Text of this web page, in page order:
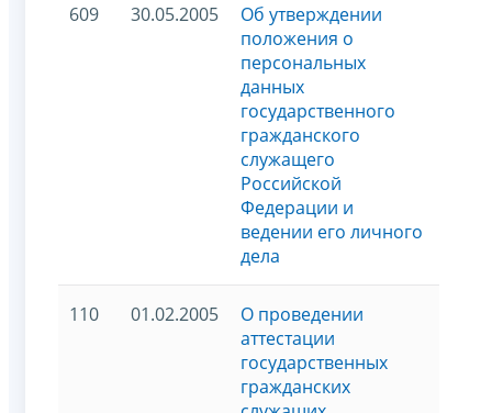
609 30.05.2005
Об утверждении
положения о
персональных
данных
государственного
гражданского
служащего
Российской
Федерации и
ведении его личного
дела
110 01.02.2005
О проведении
аттестации
государственных
гражданских